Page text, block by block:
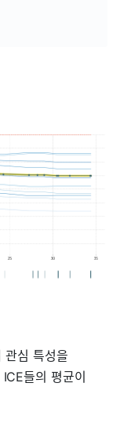
관심 특성을
들의 평균이